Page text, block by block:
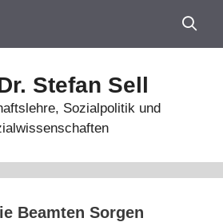
Stefan Sell
Sozialpolitik und
Beamten Sorgen